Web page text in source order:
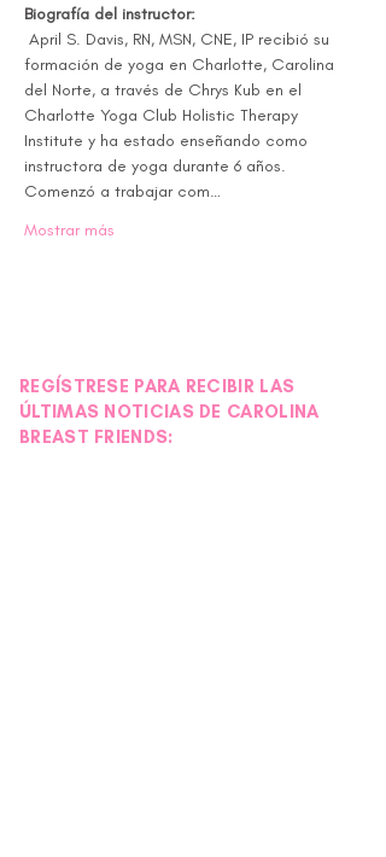
Biografía del instructor:
formación de yoga en Charlotte, Carolina
del Norte, a través de Chrys Kub en el
Charlotte Yoga Club Holistic Therapy
Institute y ha estado enseñando como
instructora de yoga durante 6 años.
Comenzó a trabajar com…
Mostrar más
REGÍSTRESE PARA RECIBIR LAS
ÚLTIMAS NOTICIAS DE CAROLINA
BREAST FRIENDS: